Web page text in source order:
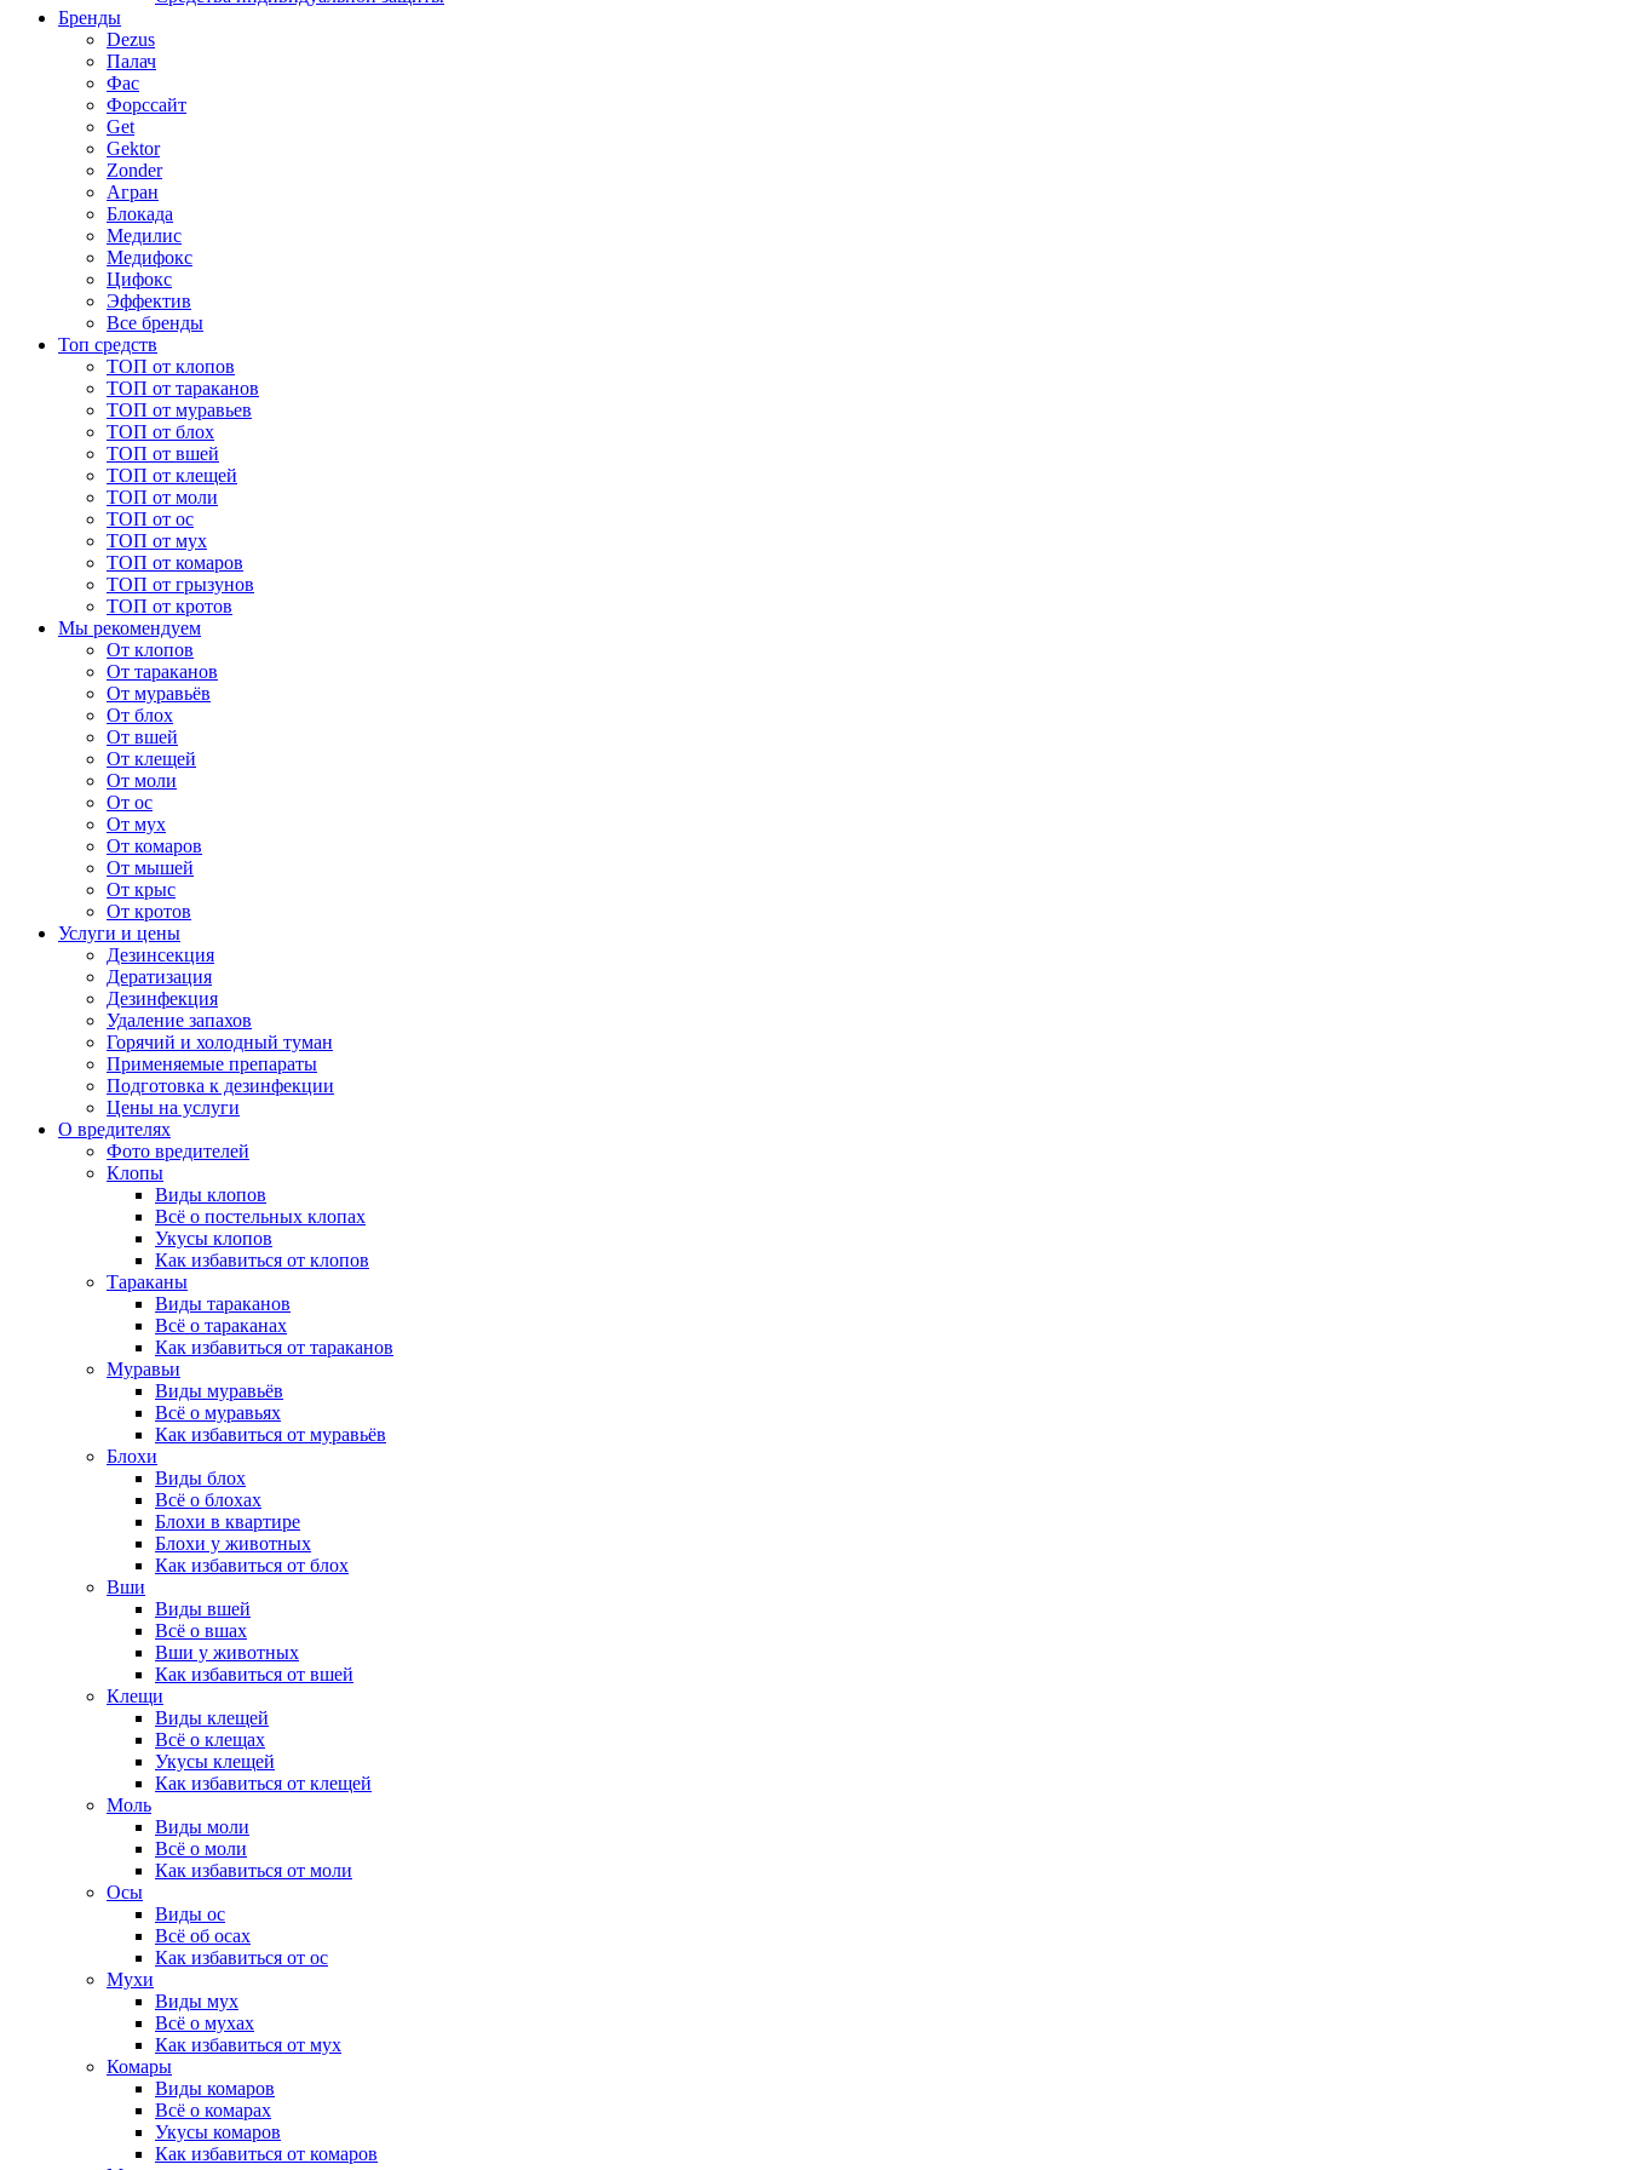
Бренды
Dezus
Палач
Фас
Форcсайт
Get
Gektor
Zonder
Агран
Блокада
Медилис
Медифокс
Цифокс
Эффектив
Все бренды
Топ средств
ТОП от клопов
ТОП от тараканов
ТОП от муравьев
ТОП от блох
ТОП от вшей
ТОП от клещей
ТОП от моли
ТОП от ос
ТОП от мух
ТОП от комаров
ТОП от грызунов
ТОП от кротов
Мы рекомендуем
От клопов
От тараканов
От муравьёв
От блох
От вшей
От клещей
От моли
От ос
От мух
От комаров
От мышей
От крыс
От кротов
Услуги и цены
Дезинсекция
Дератизация
Дезинфекция
Удаление запахов
Горячий и холодный туман
Применяемые препараты
Подготовка к дезинфекции
Цены на услуги
О вредителях
Фото вредителей
Клопы
Виды клопов
Всё о постельных клопах
Укусы клопов
Как избавиться от клопов
Тараканы
Виды тараканов
Всё о тараканах
Как избавиться от тараканов
Муравьи
Виды муравьёв
Всё о муравьях
Как избавиться от муравьёв
Блохи
Виды блох
Всё о блохах
Блохи в квартире
Блохи у животных
Как избавиться от блох
Вши
Виды вшей
Всё о вшах
Вши у животных
Как избавиться от вшей
Клещи
Виды клещей
Всё о клещах
Укусы клещей
Как избавиться от клещей
Моль
Виды моли
Всё о моли
Как избавиться от моли
Осы
Виды ос
Всё об осах
Как избавиться от ос
Мухи
Виды мух
Всё о мухах
Как избавиться от мух
Комары
Виды комаров
Всё о комарах
Укусы комаров
Как избавиться от комаров